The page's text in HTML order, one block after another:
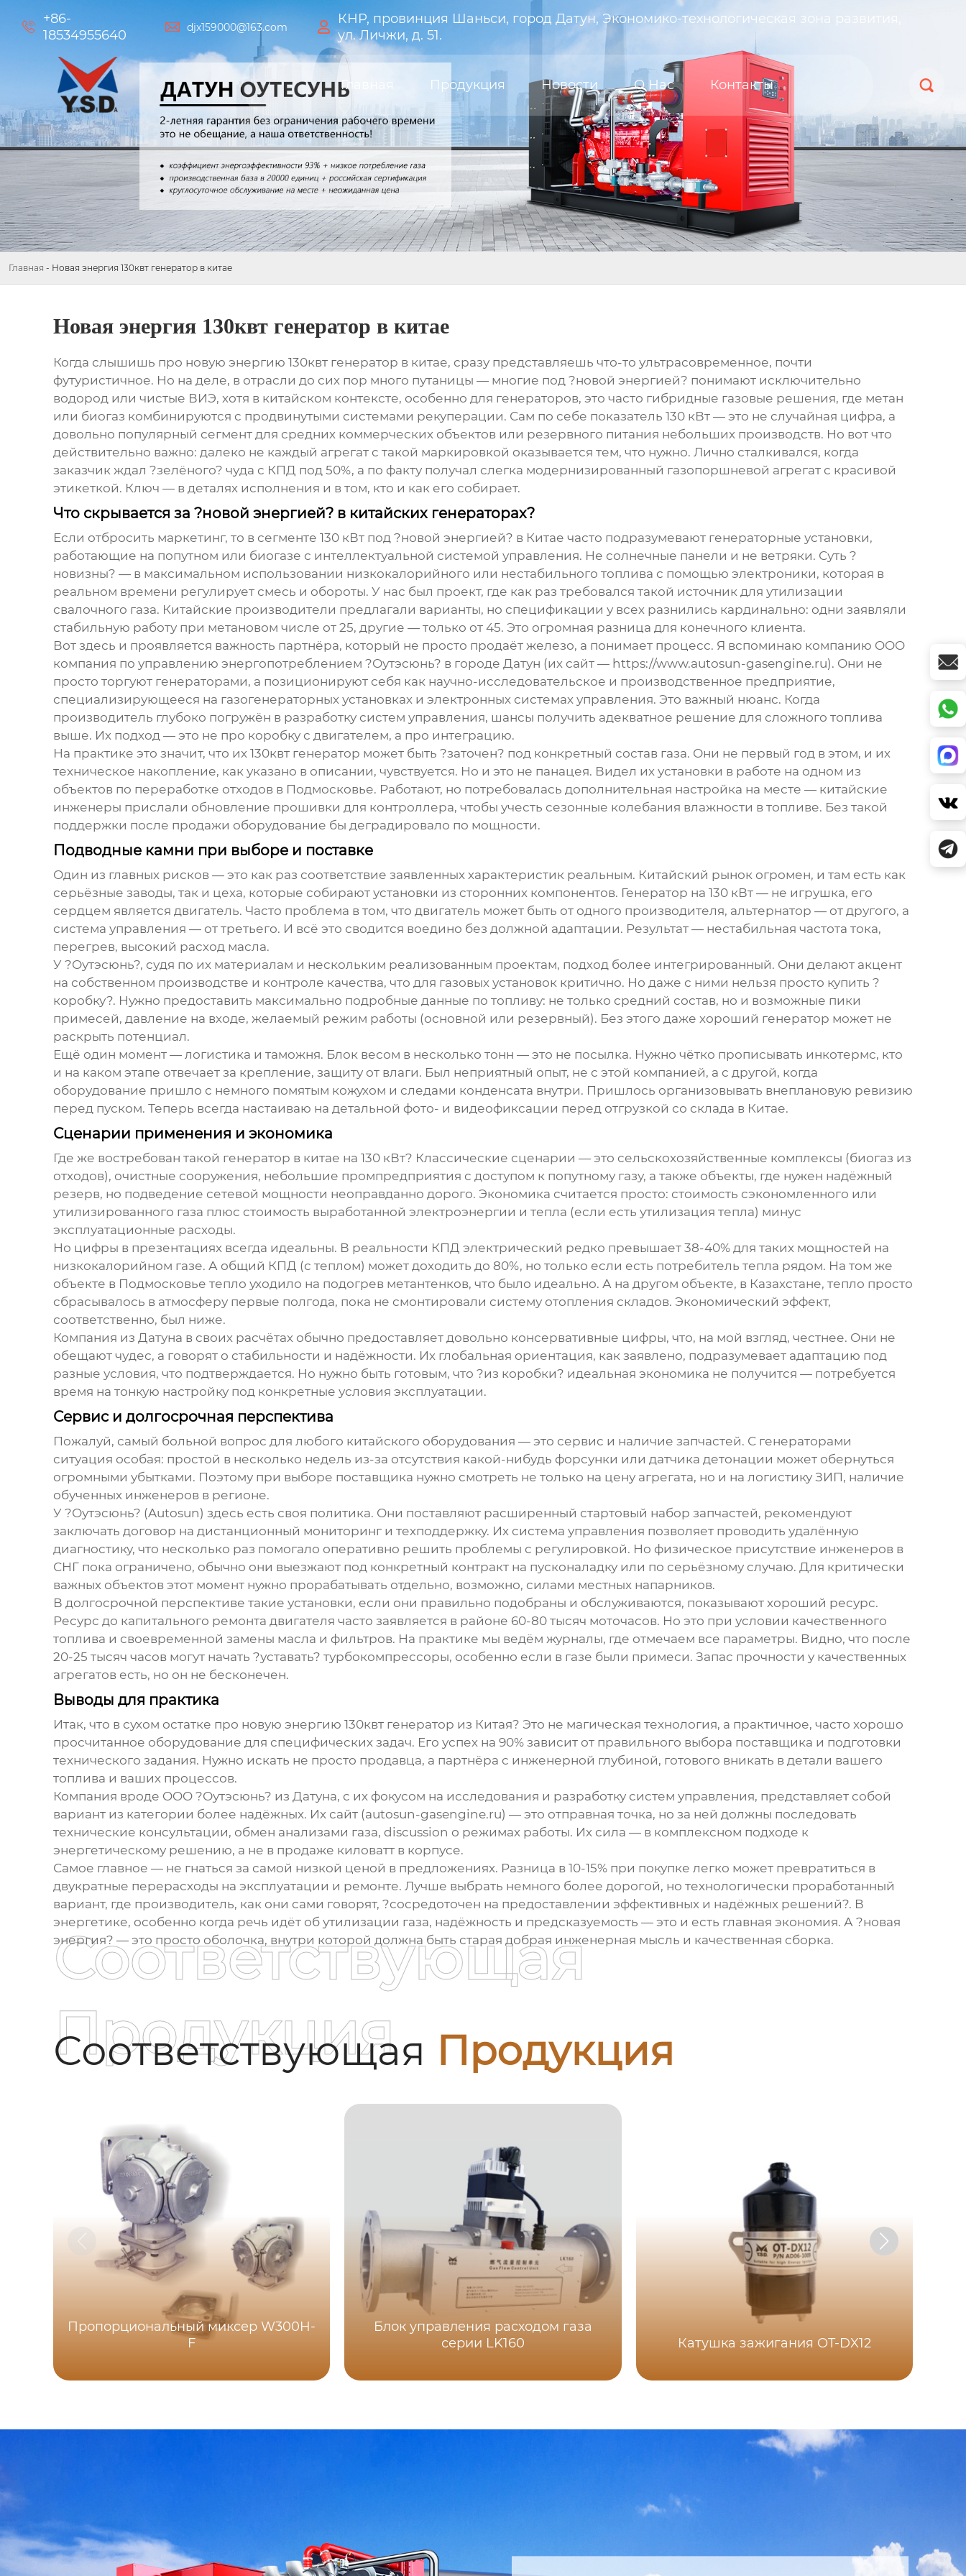

+86-
18534955640
 djx159000@163.com 
КНР, провинция Шаньси, город Датун, Экономико-технологическая зона развития,
ул. Личжи, д. 51.
Главная Продукция Новости О Нас Контакты 
Главная - Новая энергия 130квт генератор в китае
Новая энергия 130квт генератор в китае
Когда слышишь про новую энергию 130квт генератор в китае, сразу представляешь что-то ультрасовременное, почти
футуристичное. Но на деле, в отрасли до сих пор много путаницы — многие под ?новой энергией? понимают исключительно
водород или чистые ВИЭ, хотя в китайском контексте, особенно для генераторов, это часто гибридные газовые решения, где метан
или биогаз комбинируются с продвинутыми системами рекуперации. Сам по себе показатель 130 кВт — это не случайная цифра, а
довольно популярный сегмент для средних коммерческих объектов или резервного питания небольших производств. Но вот что
действительно важно: далеко не каждый агрегат с такой маркировкой оказывается тем, что нужно. Лично сталкивался, когда
заказчик ждал ?зелёного? чуда с КПД под 50%, а по факту получал слегка модернизированный газопоршневой агрегат с красивой
этикеткой. Ключ — в деталях исполнения и в том, кто и как его собирает.
Что скрывается за ?новой энергией? в китайских генераторах?
Если отбросить маркетинг, то в сегменте 130 кВт под ?новой энергией? в Китае часто подразумевают генераторные установки,
работающие на попутном или биогазе с интеллектуальной системой управления. Не солнечные панели и не ветряки. Суть ?
новизны? — в максимальном использовании низкокалорийного или нестабильного топлива с помощью электроники, которая в
реальном времени регулирует смесь и обороты. У нас был проект, где как раз требовался такой источник для утилизации
свалочного газа. Китайские производители предлагали варианты, но спецификации у всех разнились кардинально: одни заявляли
стабильную работу при метановом числе от 25, другие — только от 45. Это огромная разница для конечного клиента.
Вот здесь и проявляется важность партнёра, который не просто продаёт железо, а понимает процесс. Я вспоминаю компанию OOO
компания по управлению энергопотреблением ?Оутэсюнь? в городе Датун (их сайт — https://www.autosun-gasengine.ru). Они не
просто торгуют генераторами, а позиционируют себя как научно-исследовательское и производственное предприятие,
специализирующееся на газогенераторных установках и электронных системах управления. Это важный нюанс. Когда
производитель глубоко погружён в разработку систем управления, шансы получить адекватное решение для сложного топлива
выше. Их подход — это не про коробку с двигателем, а про интеграцию.
На практике это значит, что их 130квт генератор может быть ?заточен? под конкретный состав газа. Они не первый год в этом, и их
техническое накопление, как указано в описании, чувствуется. Но и это не панацея. Видел их установки в работе на одном из
объектов по переработке отходов в Подмосковье. Работают, но потребовалась дополнительная настройка на месте — китайские
инженеры прислали обновление прошивки для контроллера, чтобы учесть сезонные колебания влажности в топливе. Без такой
поддержки после продажи оборудование бы деградировало по мощности.
Подводные камни при выборе и поставке
Один из главных рисков — это как раз соответствие заявленных характеристик реальным. Китайский рынок огромен, и там есть как
серьёзные заводы, так и цеха, которые собирают установки из сторонних компонентов. Генератор на 130 кВт — не игрушка, его
сердцем является двигатель. Часто проблема в том, что двигатель может быть от одного производителя, альтернатор — от другого, а
система управления — от третьего. И всё это сводится воедино без должной адаптации. Результат — нестабильная частота тока,
перегрев, высокий расход масла.
У ?Оутэсюнь?, судя по их материалам и нескольким реализованным проектам, подход более интегрированный. Они делают акцент
на собственном производстве и контроле качества, что для газовых установок критично. Но даже с ними нельзя просто купить ?
коробку?. Нужно предоставить максимально подробные данные по топливу: не только средний состав, но и возможные пики
примесей, давление на входе, желаемый режим работы (основной или резервный). Без этого даже хороший генератор может не
раскрыть потенциал.
Ещё один момент — логистика и таможня. Блок весом в несколько тонн — это не посылка. Нужно чётко прописывать инкотермс, кто
и на каком этапе отвечает за крепление, защиту от влаги. Был неприятный опыт, не с этой компанией, а с другой, когда
оборудование пришло с немного помятым кожухом и следами конденсата внутри. Пришлось организовывать внеплановую ревизию
перед пуском. Теперь всегда настаиваю на детальной фото- и видеофиксации перед отгрузкой со склада в Китае.
Сценарии применения и экономика
Где же востребован такой генератор в китае на 130 кВт? Классические сценарии — это сельскохозяйственные комплексы (биогаз из
отходов), очистные сооружения, небольшие промпредприятия с доступом к попутному газу, а также объекты, где нужен надёжный
резерв, но подведение сетевой мощности неоправданно дорого. Экономика считается просто: стоимость сэкономленного или
утилизированного газа плюс стоимость выработанной электроэнергии и тепла (если есть утилизация тепла) минус
эксплуатационные расходы.
Но цифры в презентациях всегда идеальны. В реальности КПД электрический редко превышает 38-40% для таких мощностей на
низкокалорийном газе. А общий КПД (с теплом) может доходить до 80%, но только если есть потребитель тепла рядом. На том же
объекте в Подмосковье тепло уходило на подогрев метантенков, что было идеально. А на другом объекте, в Казахстане, тепло просто
сбрасывалось в атмосферу первые полгода, пока не смонтировали систему отопления складов. Экономический эффект,
соответственно, был ниже.
Компания из Датуна в своих расчётах обычно предоставляет довольно консервативные цифры, что, на мой взгляд, честнее. Они не
обещают чудес, а говорят о стабильности и надёжности. Их глобальная ориентация, как заявлено, подразумевает адаптацию под
разные условия, что подтверждается. Но нужно быть готовым, что ?из коробки? идеальная экономика не получится — потребуется
время на тонкую настройку под конкретные условия эксплуатации.
Сервис и долгосрочная перспектива
Пожалуй, самый больной вопрос для любого китайского оборудования — это сервис и наличие запчастей. С генераторами
ситуация особая: простой в несколько недель из-за отсутствия какой-нибудь форсунки или датчика детонации может обернуться
огромными убытками. Поэтому при выборе поставщика нужно смотреть не только на цену агрегата, но и на логистику ЗИП, наличие
обученных инженеров в регионе.
У ?Оутэсюнь? (Autosun) здесь есть своя политика. Они поставляют расширенный стартовый набор запчастей, рекомендуют
заключать договор на дистанционный мониторинг и техподдержку. Их система управления позволяет проводить удалённую
диагностику, что несколько раз помогало оперативно решить проблемы с регулировкой. Но физическое присутствие инженеров в
СНГ пока ограничено, обычно они выезжают под конкретный контракт на пусконаладку или по серьёзному случаю. Для критически
важных объектов этот момент нужно прорабатывать отдельно, возможно, силами местных напарников.
В долгосрочной перспективе такие установки, если они правильно подобраны и обслуживаются, показывают хороший ресурс.
Ресурс до капитального ремонта двигателя часто заявляется в районе 60-80 тысяч моточасов. Но это при условии качественного
топлива и своевременной замены масла и фильтров. На практике мы ведём журналы, где отмечаем все параметры. Видно, что после
20-25 тысяч часов могут начать ?уставать? турбокомпрессоры, особенно если в газе были примеси. Запас прочности у качественных
агрегатов есть, но он не бесконечен.
Выводы для практика
Итак, что в сухом остатке про новую энергию 130квт генератор из Китая? Это не магическая технология, а практичное, часто хорошо
просчитанное оборудование для специфических задач. Его успех на 90% зависит от правильного выбора поставщика и подготовки
технического задания. Нужно искать не просто продавца, а партнёра с инженерной глубиной, готового вникать в детали вашего
топлива и ваших процессов.
Компания вроде OOO ?Оутэсюнь? из Датуна, с их фокусом на исследования и разработку систем управления, представляет собой
вариант из категории более надёжных. Их сайт (autosun-gasengine.ru) — это отправная точка, но за ней должны последовать
технические консультации, обмен анализами газа, discussion о режимах работы. Их сила — в комплексном подходе к
энергетическому решению, а не в продаже киловатт в корпусе.
Самое главное — не гнаться за самой низкой ценой в предложениях. Разница в 10-15% при покупке легко может превратиться в
двукратные перерасходы на эксплуатации и ремонте. Лучше выбрать немного более дорогой, но технологически проработанный
вариант, где производитель, как они сами говорят, ?сосредоточен на предоставлении эффективных и надёжных решений?. В
энергетике, особенно когда речь идёт об утилизации газа, надёжность и предсказуемость — это и есть главная экономия. А ?новая
энергия? — это просто оболочка, внутри которой должна быть старая добрая инженерная мысль и качественная сборка.
Соответствующая Продукция
Соответствующая
Продукция
Пропорциональный миксер W300H-
F
Блок управления расходом газа
серии LK160
Катушка зажигания OT-DX12